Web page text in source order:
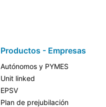
Productos - Empresas
Autónomos y PYMES
Unit linked
EPSV
Plan de prejubilación